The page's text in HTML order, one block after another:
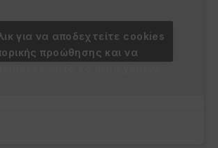
για να αποδεχτείτε cookies
προώθησης και να